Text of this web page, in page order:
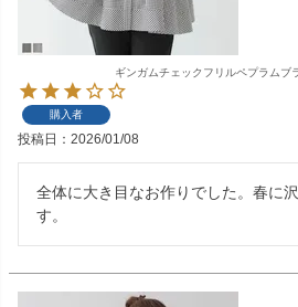
ギンガムチェックフリルペプラムブ
購入者
投稿日 2026/01/08
全体に大き目なお作りでした。春に
す。